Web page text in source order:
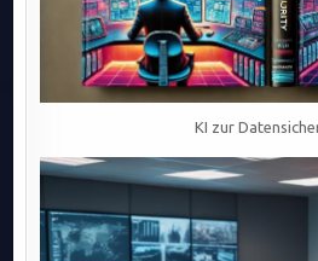
KI zur